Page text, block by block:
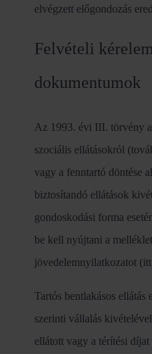
elvégzett előgondozás
Felvételi
dokumentumok
Az 1993. évi III. törvény
szociális ellátásokról
vagy a fenntartó döntése
biztosítandó ellátások
gondoskodási forma
be kell nyújtani a
jövedelemnyilatkozatot
Tartós bentlakásos ellátás
szerinti vállalás
ellátott vagy a térítési